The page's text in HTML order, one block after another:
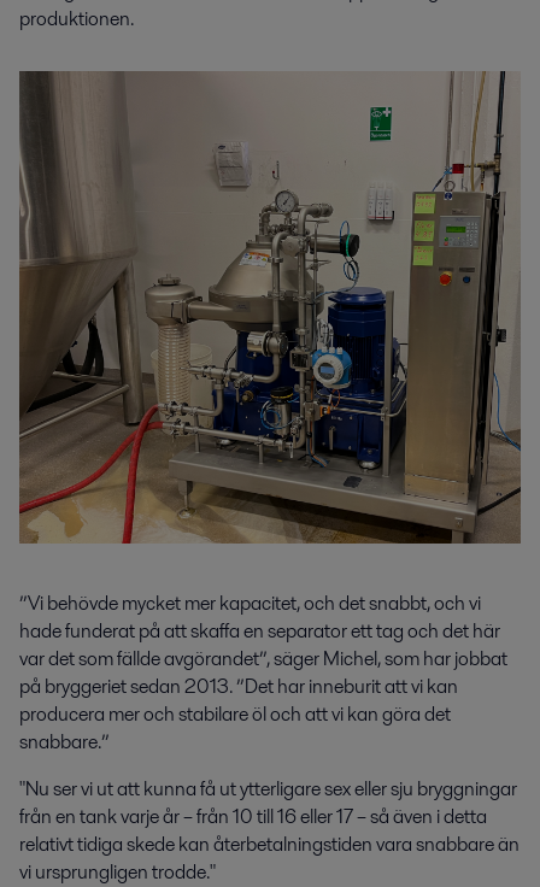
produktionen.
”Vi behövde mycket mer kapacitet, och det snabbt, och vi
hade funderat på att skaffa en separator ett tag och det här
var det som fällde avgörandet”, säger Michel, som har jobbat
på bryggeriet sedan 2013. ”Det har inneburit att vi kan
producera mer och stabilare öl och att vi kan göra det
snabbare.”
"Nu ser vi ut att kunna få ut ytterligare sex eller sju bryggningar
från en tank varje år – från 10 till 16 eller 17 – så även i detta
relativt tidiga skede kan återbetalningstiden vara snabbare än
vi ursprungligen trodde."